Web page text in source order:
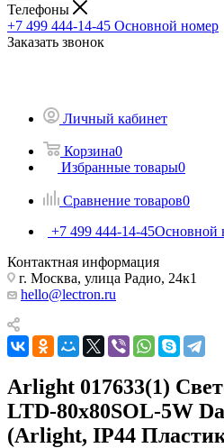
Телефоны
+7 499 444-14-45 Основной номер
Заказать звонок
Личный кабинет
Корзина0
Избранные товары0
Сравнение товаров0
+7 499 444-14-45Основной
Контактная информация
г. Москва, улица Радио, 24к1
hello@lectron.ru
Arlight 017633(1)
LTD-80x80SOL-5W
(Arlight, IP44